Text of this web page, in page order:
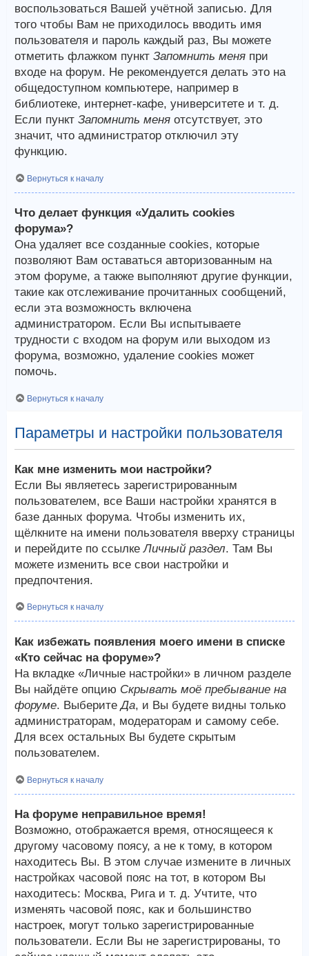
воспользоваться Вашей учётной записью. Для
того чтобы Вам не приходилось вводить имя
пользователя и пароль каждый раз, Вы можете
отметить флажком пункт Запомнить меня при
входе на форум. Не рекомендуется делать это на
общедоступном компьютере, например в
библиотеке, интернет-кафе, университете и т. д.
Если пункт Запомнить меня отсутствует, это
значит, что администратор отключил эту
функцию.
Вернуться к началу
Что делает функция «Удалить cookies
форума»?
Она удаляет все созданные cookies, которые
позволяют Вам оставаться авторизованным на
этом форуме, а также выполняют другие функции,
такие как отслеживание прочитанных сообщений,
если эта возможность включена
администратором. Если Вы испытываете
трудности с входом на форум или выходом из
форума, возможно, удаление cookies может
помочь.
Вернуться к началу
Параметры и настройки пользователя
Как мне изменить мои настройки?
Если Вы являетесь зарегистрированным
пользователем, все Ваши настройки хранятся в
базе данных форума. Чтобы изменить их,
щёлкните на имени пользователя вверху страницы
и перейдите по ссылкеЛичный раздел. Там Вы
можете изменить все свои настройки и
предпочтения.
Вернуться к началу
Как избежать появления моего имени в списке
«Кто сейчас на форуме»?
На вкладке «Личные настройки» в личном разделе
Вы найдёте опцию Скрывать моё пребывание на
форуме. ВыберитеДа, и Вы будете видны только
администраторам, модераторам и самому себе.
Для всех остальных Вы будете скрытым
пользователем.
Вернуться к началу
На форуме неправильное время!
Возможно, отображается время, относящееся к
другому часовому поясу, а не к тому, в котором
находитесь Вы. В этом случае измените в личных
настройках часовой пояс на тот, в котором Вы
находитесь: Москва, Рига и т. д. Учтите, что
изменять часовой пояс, как и большинство
настроек, могут только зарегистрированные
пользователи. Если Вы не зарегистрированы, то